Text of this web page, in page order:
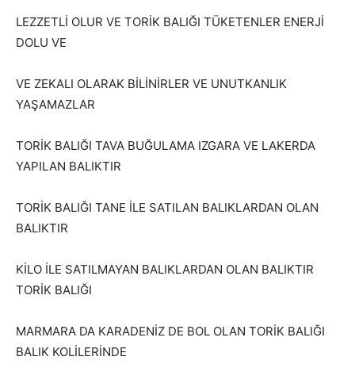
LEZZETLİ OLUR VE TORİK BALIĞI TÜKETENLER ENERJİ
DOLU VE
VE ZEKALI OLARAK BİLİNİRLER VE UNUTKANLIK
YAŞAMAZLAR
TORİK BALIĞI TAVA BUĞULAMA IZGARA VE LAKERDA
YAPILAN BALIKTIR
TORİK BALIĞI TANE İLE SATILAN BALIKLARDAN OLAN
BALIKTIR
KİLO İLE SATILMAYAN BALIKLARDAN OLAN BALIKTIR
TORİK BALIĞI
MARMARA DA KARADENİZ DE BOL OLAN TORİK BALIĞI
BALIK KOLİLERİNDE